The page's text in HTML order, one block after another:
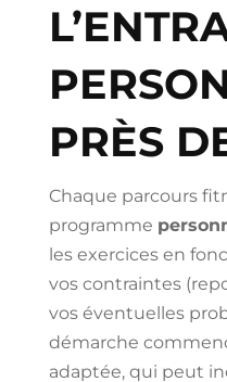
PRÈS
Chaque parcours
programme
les exercices en
vos contraintes
vos éventuelles
démarche
adaptée, qui peut